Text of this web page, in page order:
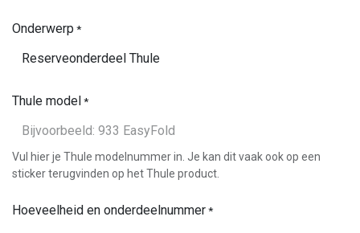
Onderwerp *
Thule model*
Vul hier je Thule modelnummer in. Je kan dit vaak ook op een
sticker terugvinden op het Thule product.
Hoeveelheid en onderdeelnummer*